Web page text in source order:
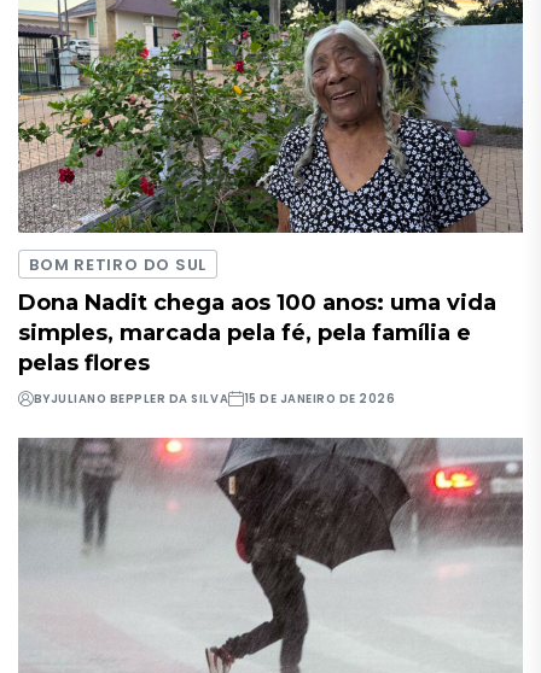
BOM RETIRO DO SUL
Dona Nadit chega aos 100 anos: uma vida
simples, marcada pela fé, pela família e
pelas flores
BYJULIANO BEPPLER DA SILVA 15 DE JANEIRO DE 2026